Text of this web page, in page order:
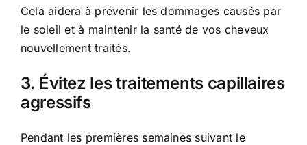
Cela aidera à prévenir les dommages causés par
le soleil et à maintenir la santé de vos cheveux
nouvellement traités.
3. Évitez les traitements capillaires
agressifs
Pendant les premières semaines suivant le